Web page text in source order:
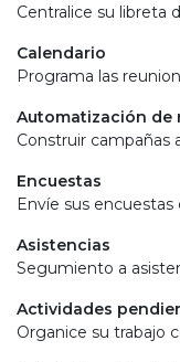
Centralice su libreta
Calendario
Programa las
Automatización de
Construir campañas
Encuestas
Envíe sus
Asistencias
Segumiento a
Actividades
Organice su trabajo